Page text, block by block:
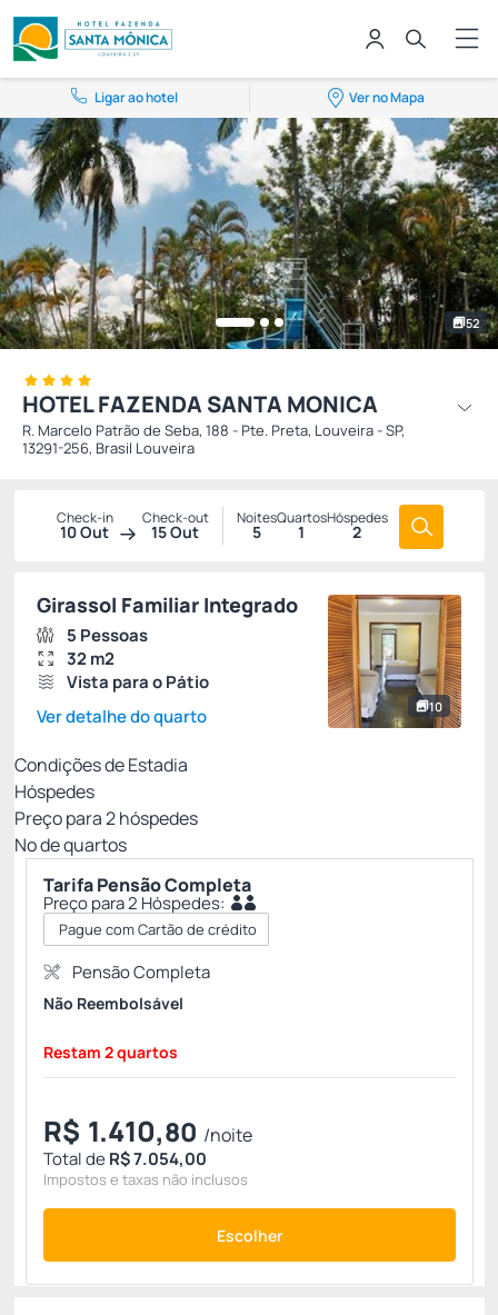
Ligar ao hotel Ver no Mapa
52
HOTEL FAZENDA SANTA MONICA
R. Marcelo Patrão de Seba, 188 - Pte. Preta, Louveira - SP,
13291-256, Brasil Louveira
Check-in
10 Out
Check-out
15 Out
Noites
5
Quartos
1
Hóspedes
2
10
Girassol Familiar Integrado
5 Pessoas
32 m2
Vista para o Pátio
Ver detalhe do quarto
Condições de Estadia
Hóspedes
Preço para2hóspedes
Nº de quartos
Tarifa Pensão Completa
Preço para 2 Hóspedes:
Pague com Cartão de crédito
Pensão Completa
Não Reembolsável
Restam 2 quartos
R$ 1.410,80 /noite
Total deR$ 7.054,00
Impostos e taxas não inclusos
Escolher